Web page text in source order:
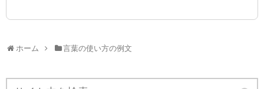
ホーム 言葉の使い方の例文